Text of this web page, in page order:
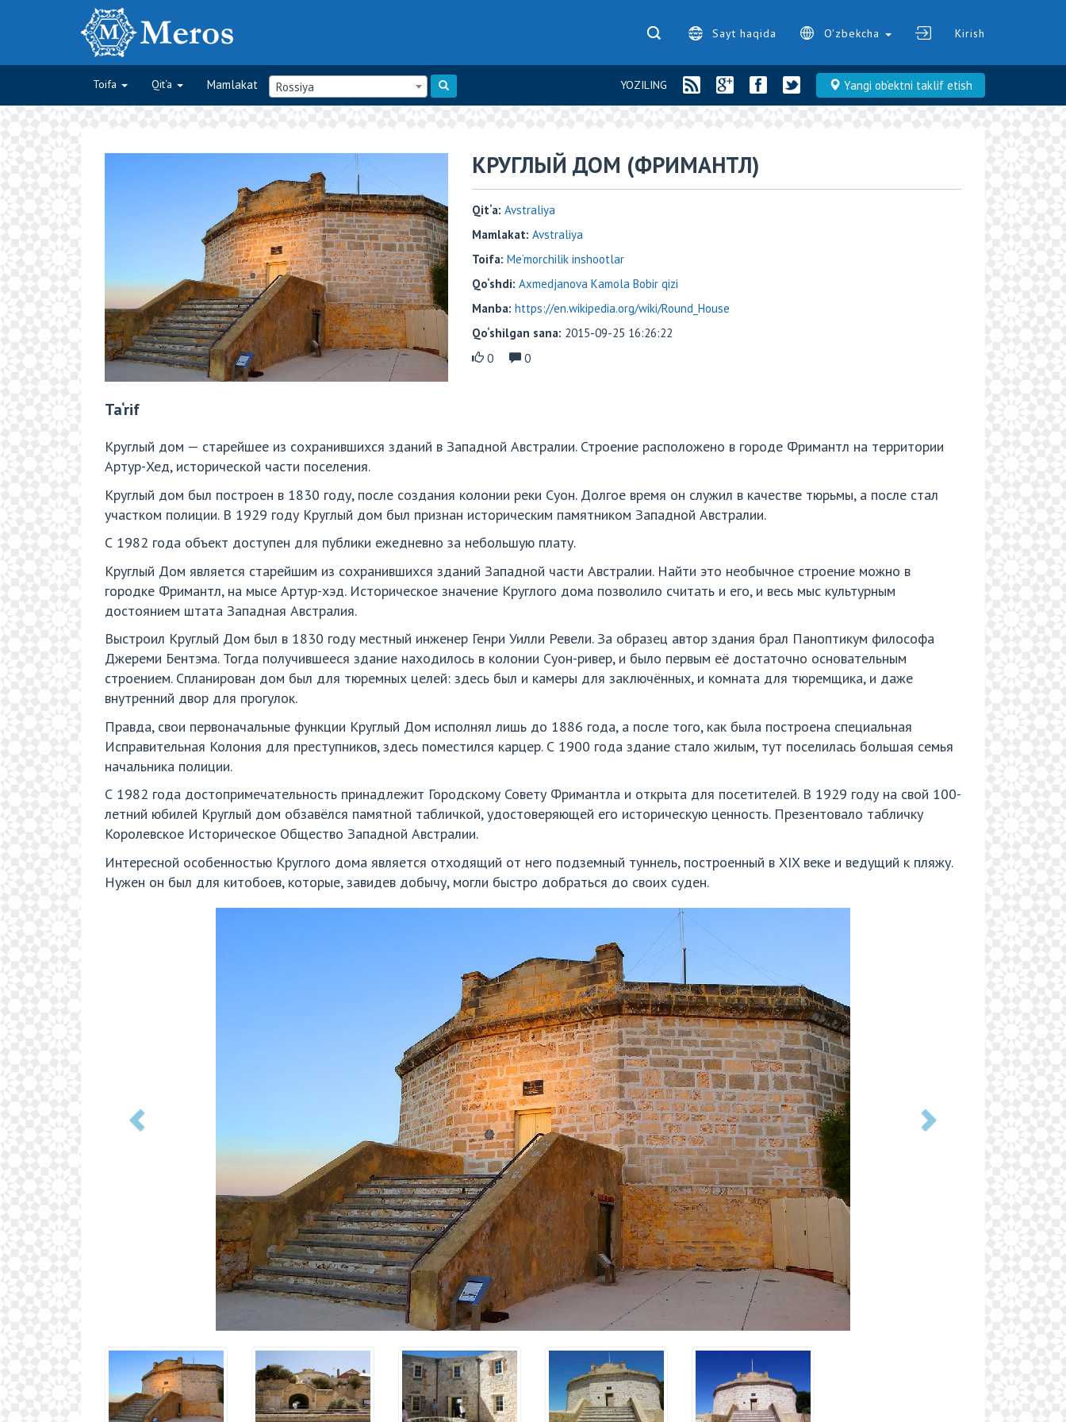
Sayt haqida O'zbekcha Kirish
Toifa Qit‘a Mamlakat Rossiya Yangi ob‘ektni taklif etish
YOZILING
КРУГЛЫЙ ДОМ (ФРИМАНТЛ)
Qit‘a: Avstraliya
Mamlakat: Avstraliya
Toifa: Me‘morchilik inshootlar
Qo‘shdi: Axmedjanova Kamola Bobir qizi
Manba: https://en.wikipedia.org/wiki/Round_House
Qo‘shilgan sana: 2015-09-25 16:26:22
0
0
Ta‘rif
Круглый дом — старейшее из сохранившихся зданий в Западной Австралии. Строение расположено в городе Фримантл на территории
Артур-Хед, исторической части поселения.
Круглый дом был построен в 1830 году, после создания колонии реки Суон. Долгое время он служил в качестве тюрьмы, а после стал
участком полиции. В 1929 году Круглый дом был признан историческим памятником Западной Австралии.
С 1982 года объект доступен для публики ежедневно за небольшую плату.
Круглый Дом является старейшим из сохранившихся зданий Западной части Австралии. Найти это необычное строение можно в
городке Фримантл, на мысе Артур-хэд. Историческое значение Круглого дома позволило считать и его, и весь мыс культурным
достоянием штата Западная Австралия.
Выстроил Круглый Дом был в 1830 году местный инженер Генри Уилли Ревели. За образец автор здания брал Паноптикум философа
Джереми Бентэма. Тогда получившееся здание находилось в колонии Суон-ривер, и было первым её достаточно основательным
строением. Спланирован дом был для тюремных целей: здесь был и камеры для заключённых, и комната для тюремщика, и даже
внутренний двор для прогулок.
Правда, свои первоначальные функции Круглый Дом исполнял лишь до 1886 года, а после того, как была построена специальная
Исправительная Колония для преступников, здесь поместился карцер. С 1900 года здание стало жилым, тут поселилась большая семья
начальника полиции.
С 1982 года достопримечательность принадлежит Городскому Совету Фримантла и открыта для посетителей. В 1929 году на свой 100-
летний юбилей Круглый дом обзавёлся памятной табличкой, удостоверяющей его историческую ценность. Презентовало табличку
Королевское Историческое Общество Западной Австралии.
Интересной особенностью Круглого дома является отходящий от него подземный туннель, построенный в XIX веке и ведущий к пляжу.
Нужен он был для китобоев, которые, завидев добычу, могли быстро добраться до своих суден.